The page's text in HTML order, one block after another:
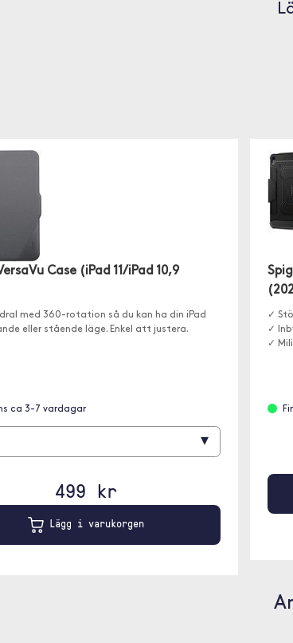
Case (iPad 11/iPad 10,9
med 360-rotation så du kan ha din iPad
eller stående läge. Enkel att justera.
ca 3-7 vardagar
▾
499 kr
Lägg i varukorgen
✓
✓
✓